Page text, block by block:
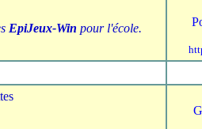
EpiJeux-Win pour l'école.